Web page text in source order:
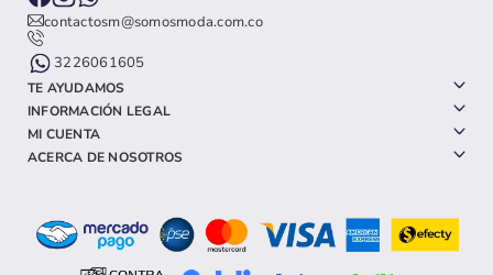
contactosm@somosmoda.com.co
3226061605
TE AYUDAMOS
INFORMACIÓN LEGAL
MI CUENTA
ACERCA DE NOSOTROS